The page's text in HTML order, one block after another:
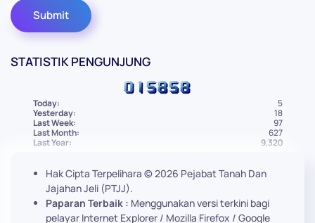
STATISTIK PENGUNJUNG
Today:
5
Yesterday:
18
Last Week:
97
Last Month:
627
Last Year:
9,320
Hak Cipta Terpelihara ©2026 Pejabat Tanah Dan
Jajahan Jeli (PTJJ).
Paparan Terbaik : Menggunakan versi terkini bagi
pelayar Internet Explorer / Mozilla Firefox / Google